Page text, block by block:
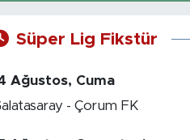
Süper Lig Fikstür
Ağustos, Cuma
- Çorum FK